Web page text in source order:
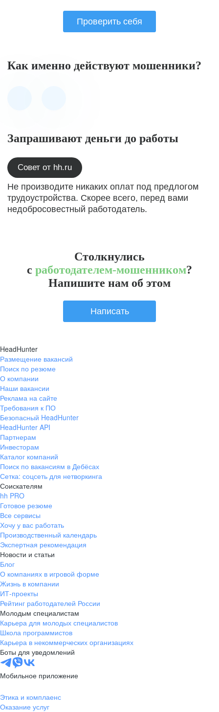
Проверить себя
Как именно действуют мошенники?
Запрашивают деньги до работы
Совет от hh.ru
Не производите никаких оплат под предлогом
трудоустройства. Скорее всего, перед вами
недобросовестный работодатель.
Столкнулись
с работодателем-мошенником?
Напишите нам об этом
Написать
HeadHunter
Размещение вакансий
Поиск по резюме
О компании
Наши вакансии
Реклама на сайте
Требования к ПО
Безопасный HeadHunter
HeadHunter API
Партнерам
Инвесторам
Каталог компаний
Поиск по вакансиям в Дебёсах
Сетка: соцсеть для нетворкинга
Соискателям
hh PRO
Готовое резюме
Все сервисы
Хочу у вас работать
Производственный календарь
Экспертная рекомендация
Новости и статьи
Блог
О компаниях в игровой форме
Жизнь в компании
ИТ-проекты
Рейтинг работодателей России
Молодым специалистам
Карьера для молодых специалистов
Школа программистов
Карьера в некоммерческих организациях
Боты для уведомлений
Мобильное приложение
Этика и комплаенс
Оказание услуг